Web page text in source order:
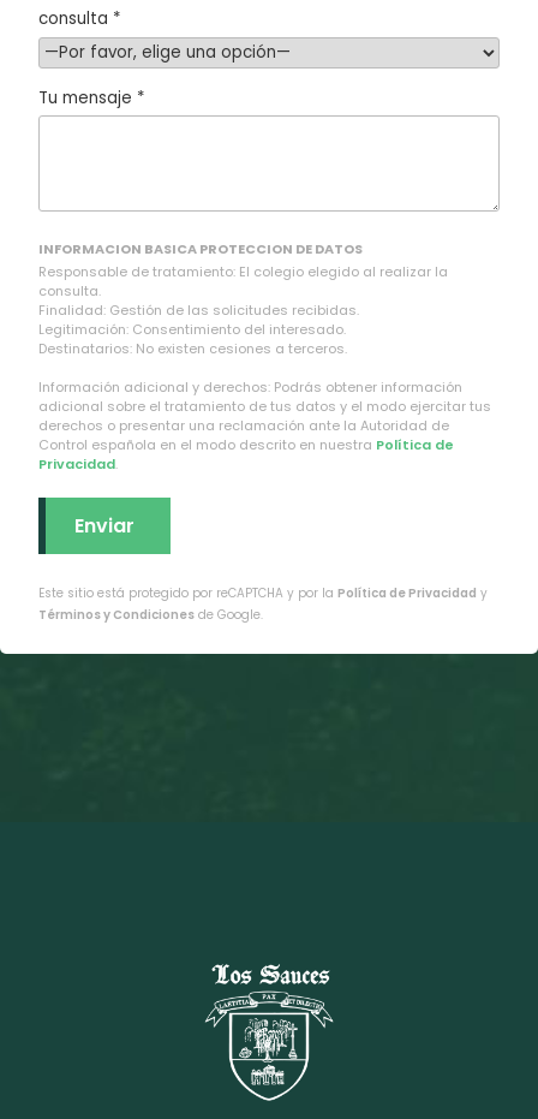
consulta *
Tu mensaje *
INFORMACION BASICA PROTECCION DE DATOS
Responsable de tratamiento: El colegio elegido al realizar la
consulta.
Finalidad: Gestión de las solicitudes recibidas.
Legitimación: Consentimiento del interesado.
Destinatarios: No existen cesiones a terceros.
Información adicional y derechos: Podrás obtener información
adicional sobre el tratamiento de tus datos y el modo ejercitar tus
derechos o presentar una reclamación ante la Autoridad de
Control española en el modo descrito en nuestra Política de
Privacidad.
Este sitio está protegido por reCAPTCHA y por la Política de Privacidad y
Términos y Condiciones de Google.